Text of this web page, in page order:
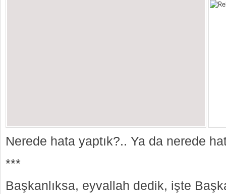
Nerede hata yaptık?.. Ya da nerede
***
Başkanlıksa, eyvallah dedik, işte